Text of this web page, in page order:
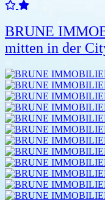
BRUNE
mitten in der